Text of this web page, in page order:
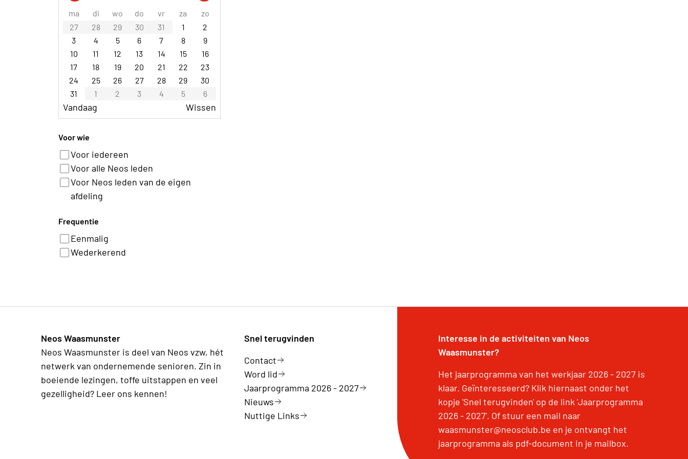
ma di wo do vr za
zo
27
28 29 30 31 1
2
3
4 5 6 7 8
9
10
11 12 13 14 15
16
17
18 19 20 21 22
23
24
25 26 27 28 29
30
31
1 2 3 4 5 6
Vandaag Wissen
Voor wie
Voor iedereen
Voor alle Neos leden
Voor Neos leden van de eigen
afdeling
Frequentie
Eenmalig
Wederkerend
Neos Waasmunster
Neos Waasmunster is deel van Neos vzw, hét
netwerk van ondernemende senioren. Zin in
boeiende lezingen, toffe uitstappen en veel
gezelligheid? Leer ons kennen!
Snel terugvinden
Contact
Word lid
Jaarprogramma 2026 - 2027
Nieuws
Nuttige Links
Interesse in de activiteiten van Neos
Waasmunster?
Het jaarprogramma van het werkjaar 2026 - 2027 is
klaar. Geïnteresseerd? Klik hiernaast onder het
kopje 'Snel terugvinden' op de link 'Jaarprogramma
2026 - 2027'. Of stuur een mail naar
waasmunster@neosclub.be en je ontvangt het
jaarprogramma als pdf-document in je mailbox.